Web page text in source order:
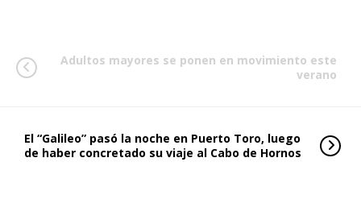
Adultos mayores se ponen en movimiento este
verano
El “Galileo” pasó la noche en Puerto Toro, luego
de haber concretado su viaje al Cabo de Hornos